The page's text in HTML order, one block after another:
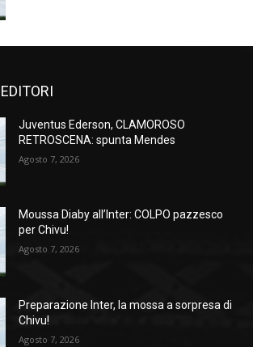
Juventus Ederson, CLAMOROSO
RETROSCENA: spunta Mendes
Agosto 7, 2026
Moussa Diaby all’Inter: COLPO pazzesco
per Chivu!
Agosto 7, 2026
Preparazione Inter, la mossa a sorpresa di
Chivu!
Agosto 7, 2026